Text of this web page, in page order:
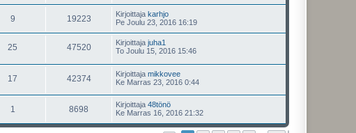
9 19223 Kirjoittaja karhjo
Pe Joulu 23, 2016 16:19
25 47520 Kirjoittaja juha1
To Joulu 15, 2016 15:46
17 42374 Kirjoittaja mikkovee
Ke Marras 23, 2016 0:44
1 8698 Kirjoittaja 48tönö
Ke Marras 16, 2016 21:32